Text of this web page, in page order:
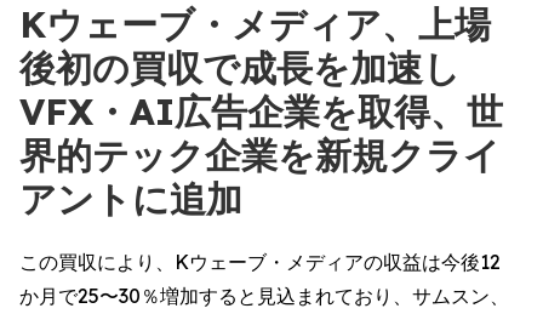
Kウェーブ・メディア、上場
後初の買収で成長を加速し
VFX・AI広告企業を取得、世
界的テック企業を新規クライ
アントに追加
この買収により、Kウェーブ・メディアの収益は今後12
か月で25〜30％増加すると見込まれており、サムスン、